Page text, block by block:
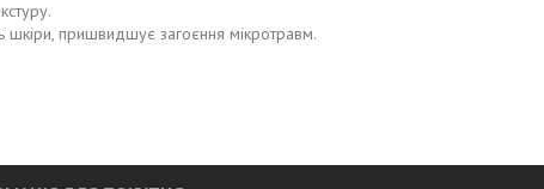
шкіри, пришвидшує загоєння мікротравм.